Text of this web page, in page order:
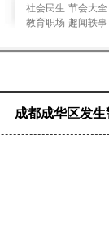
社会民生 节会大全
教育职场 趣闻轶事
成都成华区发